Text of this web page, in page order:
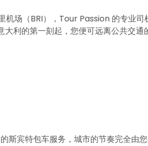
机场（BRI），Tour Passion 的专业司
利的第一刻起，您便可远离公共交通
斯宾特包车服务，城市的节奏完全由您